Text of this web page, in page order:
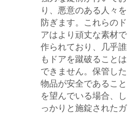
り、悪意のある人々を
防ぎます。これらのド
アはより頑丈な素材で
作られており、几乎誰
もドアを蹴破ることは
できません。保管した
物品が安全であること
を望んでいる場合、し
っかりと施錠されたガ